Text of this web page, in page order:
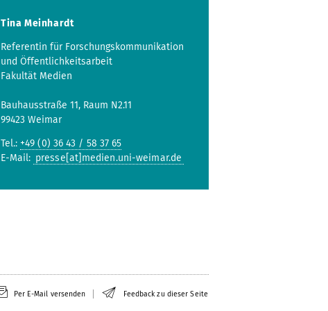
Tina Meinhardt
Referentin für Forschungskommunikation
und Öffentlichkeitsarbeit
Fakultät Medien
Bauhausstraße 11, Raum N2.11
99423 Weimar
Tel.: +49 (0) 36 43 / 58 37 65
E-Mail: presse[at]medien.uni-weimar.de
Per E-Mail versenden Feedback zu dieser Seite